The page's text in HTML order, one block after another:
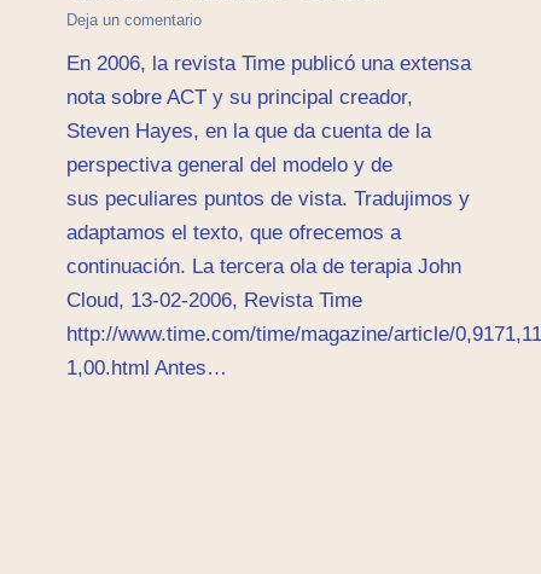
Deja un comentario
En 2006, la revista Time publicó una extensa
nota sobre ACT y su principal creador,
Steven Hayes, en la que da cuenta de la
perspectiva general del modelo y de
sus peculiares puntos de vista. Tradujimos y
adaptamos el texto, que ofrecemos a
continuación. La tercera ola de terapia John
Cloud, 13-02-2006, Revista Time
http://www.time.com/time/magazine/article/
1,00.html Antes…